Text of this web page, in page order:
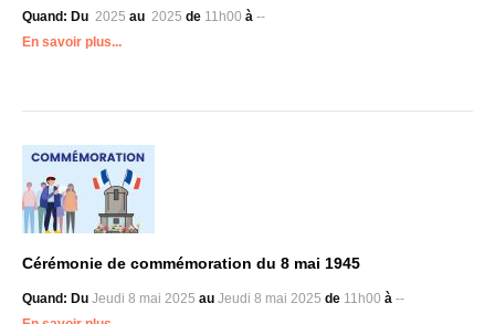
Quand: Du 2025 au 2025 de 11h00 à --
En savoir plus...
Cérémonie de commémoration du 8 mai 1945
Quand: Du Jeudi 8 mai 2025 au Jeudi 8 mai 2025 de 11h00 à --